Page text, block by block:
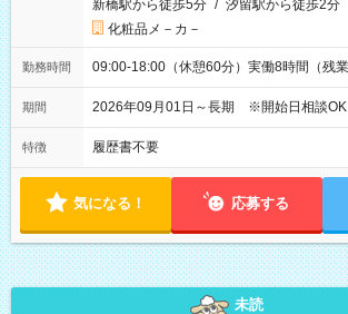
新橋駅から徒歩5分 / 汐留駅から徒歩2分
化粧品メ－カ－
勤務時間 09:00-18:00（休憩60分）実働8時間（残業
期間 2026年09月01日～長期 ※開始日相談
特徴 履歴書不要
気になる！ 応募する
未読